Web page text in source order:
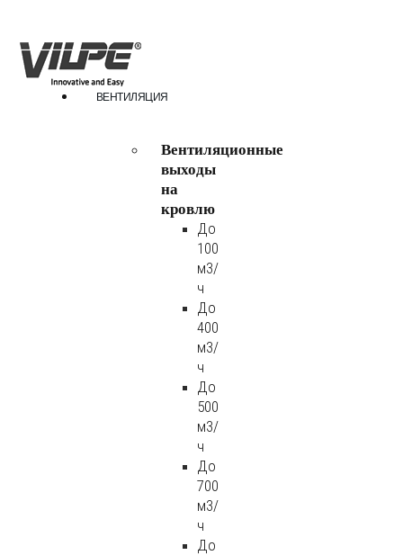
ВЕНТИЛЯЦИЯ
Вентиляционные
выходы
на
кровлю
До
100
м3/
ч
До
400
м3/
ч
До
500
м3/
ч
До
700
м3/
ч
До